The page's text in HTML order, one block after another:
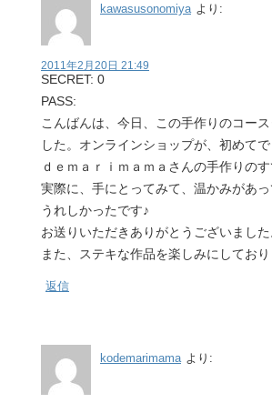
kawasusonomiya より:
2011年2月20日 21:49
SECRET: 0
PASS:
こんばんは、今日、この手作りのコー
した。オンラインショップが、初めて
ｄｅｍａｒｉｍａｍａさんの手作りのす
実際に、手にとってみて、温かみがあっ
うれしかったです♪
お送りいただきありがとうございました
また、ステキな作品を楽しみにしており
返信
kodemarimama より: